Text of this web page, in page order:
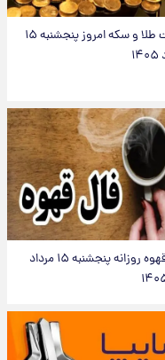
قیمت طلا و سکه امروز پنجشنبه ۱۵
فال قهوه روزانه پنجشنبه ۱۵ مرداد